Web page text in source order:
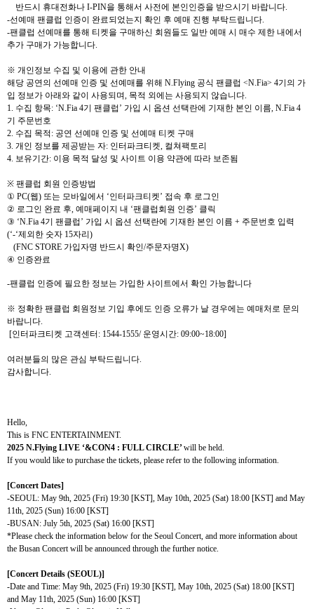
반드시 휴대전화나 I-PIN을 통해서 사전에 본인인증을 받으시기 바랍니다.
-선예매 팬클럽 인증이 완료되었는지 확인 후 예매 진행 부탁드립니다.
-팬클럽 선예매를 통해 티켓을 구매하신 회원들도 일반 예매 시 매수 제한 내에서
추가 구매가 가능합니다.
※ 개인정보 수집 및 이용에 관한 안내
해당 공연의 선예매 인증 및 선예매를 위해 N.Flying 공식 팬클럽 <N.Fia> 4기의 가
입 정보가 아래와 같이 사용되며, 목적 외에는 사용되지 않습니다.
1. 수집 항목: ‘N.Fia 4기 팬클럽 ’ 가입 시 옵션 선택란에 기재한 본인 이름, N.Fia 4
기 주문번호
2. 수집 목적 : 공연 선예매 인증 및 선예매 티켓 구매
3. 개인 정보를 제공받는 자: 인터파크티켓, 컬쳐팩토리
4. 보유기간: 이용 목적 달성 및 사이트 이용 약관에 따라 보존됨
※ 팬클럽 회원 인증방법
① PC(웹) 또는 모바일에서 ‘인터파크티켓’ 접속 후 로그인
② 로그인 완료 후, 예매페이지 내 ‘팬클럽회원 인증’ 클릭
③ ‘N.Fia 4기 팬클럽 ’ 가입 시 옵션 선택란에 기재한 본인 이름 + 주문번호 입력
(‘-‘제외한 숫자 15자리 )
(FNC STORE 가입자명 반드시 확인/주문자명X)
④ 인증완료
-팬클럽 인증에 필요한 정보는 가입한 사이트에서 확인 가능합니다
※ 정확한 팬클럽 회원정보 기입 후에도 인증 오류가 날 경우에는 예매처로 문의
바랍니다.
[인터파크티켓 고객센터 : 1544-1555/ 운영시간: 09:00~18:00]
여러분들의 많은 관심 부탁드립니다.
감사합니다.
Hello,
This is FNC ENTERTAINMENT.
2025 N.Flying LIVE ‘&CON4 : FULL CIRCLE’ will be held.
If you would like to purchase the tickets, please refer to the following information.
[Concert Dates]
-SEOUL: May 9th, 2025 (Fri) 19:30 [KST], May 10th, 2025 (Sat) 18:00 [KST] and May
11th, 2025 (Sun) 16:00 [KST]
-BUSAN: July 5th, 2025 (Sat) 16:00 [KST]
*Please check the information below for the Seoul Concert, and more information about
the Busan Concert will be announced through the further notice.
[Concert Details (SEOUL)]
-Date and Time: May 9th, 2025 (Fri) 19:30 [KST], May 10th, 2025 (Sat) 18:00 [KST]
and May 11th, 2025 (Sun) 16:00 [KST]